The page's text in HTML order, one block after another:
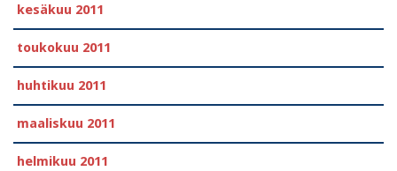
kesäkuu 2011
toukokuu 2011
huhtikuu 2011
maaliskuu 2011
helmikuu 2011